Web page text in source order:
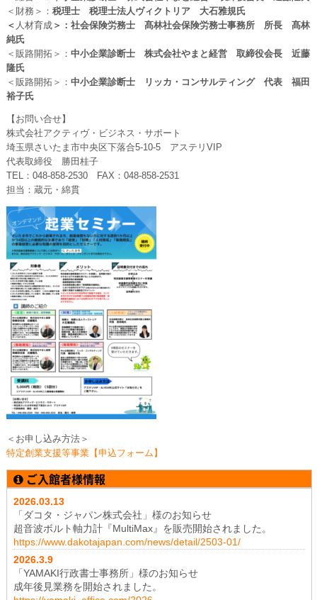
＜財務＞： 税理士 税理士法人ヴィクトリア 大石雅規氏
＜ 人材育成＞：社会保険労務士 髙林社会保険労務士事務所 所長 髙林
純氏
＜販路開拓＞： 中小企業診断士 株式会社やまと経営 取締役会長 近藤
隆氏
＜販路開拓＞： 中小企業診断士 リッカ・コンサルティング 代表 福田
裕子氏
【お問い合せ】
株式会社アクティヴ・ビジネス・サポート
埼玉県さいたま市中央区下落合5-10-5 アステリVIP
代表取締役 勝田桂子
TEL：048-858-2530 FAX：048-858-2531
担当：蔵元・綿貫
＜お申し込み方法＞
特定創業支援等事業【申込フォーム】
ご入館者様情報
2026.03.13
「ダコタ・ジャパン株式会社」様のお知らせ
超音波ボルト軸力計『MultiMax』を販売開始されました。
https://www.dakotajapan.com/news/detail/2503-01/
2026.3.9
「YAMAKI行政書士事務所」様のお知らせ
成年後見業務を開始されました。